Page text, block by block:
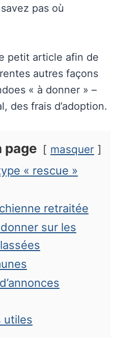
pas où
petit article afin de
autres façons
« à donner » –
des frais d’adoption.
page masquer
« rescue »
retraitée
sur les
utiles